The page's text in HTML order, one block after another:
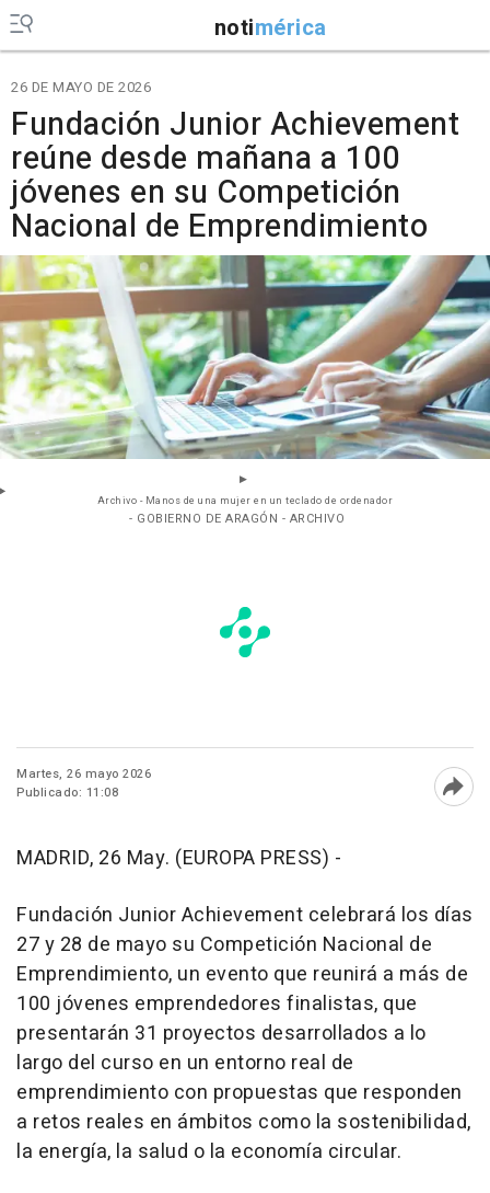
notimérica
26 DE MAYO DE 2026
Fundación Junior Achievement
reúne desde mañana a 100
jóvenes en su Competición
Nacional de Emprendimiento
Archivo - Manos de una mujer en un teclado de ordenador
- GOBIERNO DE ARAGÓN - ARCHIVO
Martes, 26 mayo 2026
Publicado: 11:08
MADRID, 26 May. (EUROPA PRESS) -
Fundación Junior Achievement celebrará los días
27 y 28 de mayo su Competición Nacional de
Emprendimiento, un evento que reunirá a más de
100 jóvenes emprendedores finalistas, que
presentarán 31 proyectos desarrollados a lo
largo del curso en un entorno real de
emprendimiento con propuestas que responden
a retos reales en ámbitos como la sostenibilidad,
la energía, la salud o la economía circular.